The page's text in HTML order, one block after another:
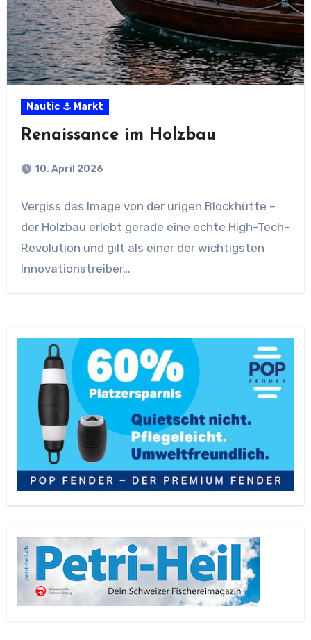
Nautic ⚓ Markt
Renaissance im Holzbau
10. April 2026
Vergiss das Image von der urigen Blockhütte –
der Holzbau erlebt gerade eine echte High-Tech-
Revolution und gilt als einer der wichtigsten
Innovationstreiber…